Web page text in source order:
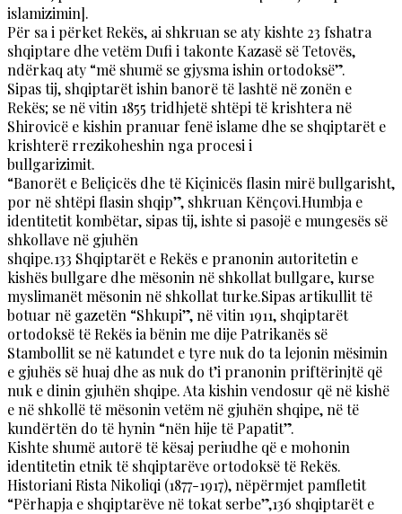
islamizimin].
Për sa i përket Rekës, ai shkruan se aty kishte 23 fshatra
shqiptare dhe vetëm Dufi i takonte Kazasë së Tetovës,
ndërkaq aty “më shumë se gjysma ishin ortodoksë”.
Sipas tij, shqiptarët ishin banorë të lashtë në zonën e
Rekës; se në vitin 1855 tridhjetë shtëpi të krishtera në
Shirovicë e kishin pranuar fenë islame dhe se shqiptarët e
krishterë rrezikoheshin nga procesi i
bullgarizimit.
“Banorët e Beliçicës dhe të Kiçinicës flasin mirë bullgarisht,
por në shtëpi flasin shqip”, shkruan Kënçovi.Humbja e
identitetit kombëtar, sipas tij, ishte si pasojë e mungesës së
shkollave në gjuhën
shqipe.133 Shqiptarët e Rekës e pranonin autoritetin e
kishës bullgare dhe mësonin në shkollat bullgare, kurse
myslimanët mësonin në shkollat turke.Sipas artikullit të
botuar në gazetën “Shkupi”, në vitin 1911, shqiptarët
ortodoksë të Rekës ia bënin me dije Patrikanës së
Stambollit se në katundet e tyre nuk do ta lejonin mësimin
e gjuhës së huaj dhe as nuk do t’i pranonin priftërinjtë që
nuk e dinin gjuhën shqipe. Ata kishin vendosur që në kishë
e në shkollë të mësonin vetëm në gjuhën shqipe, në të
kundërtën do të hynin “nën hije të Papatit”.
Kishte shumë autorë të kësaj periudhe që e mohonin
identitetin etnik të shqiptarëve ortodoksë të Rekës.
Historiani Rista Nikoliqi (1877-1917), nëpërmjet pamfletit
“Përhapja e shqiptarëve në tokat serbe”,136 shqiptarët e